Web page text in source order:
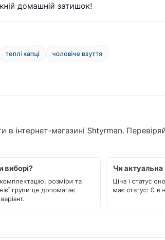
домашній затишок!
теплі капці чоловіче взуття
інтернет-магазині Shtyrman.
виборі?
розміри та
групи це допомагає
Чи актуальна
Ціна і статус
має статус: Є в